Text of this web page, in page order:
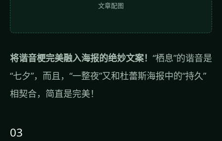
文章配图
将谐音梗完美融入海报的绝妙文案！ “栖息”的谐音是
“七夕”，而且，“一整夜”又和杜蕾斯海报中的“持久”
相契合，简直是完美！
03